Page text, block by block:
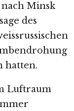
Minsk
des
hatten.
Luftraum